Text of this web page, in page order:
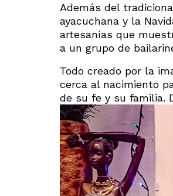
Además del
ayacuchana y la
artesanías que
a un grupo de
Todo creado por la
cerca al nacimiento
de su fe y su familia.